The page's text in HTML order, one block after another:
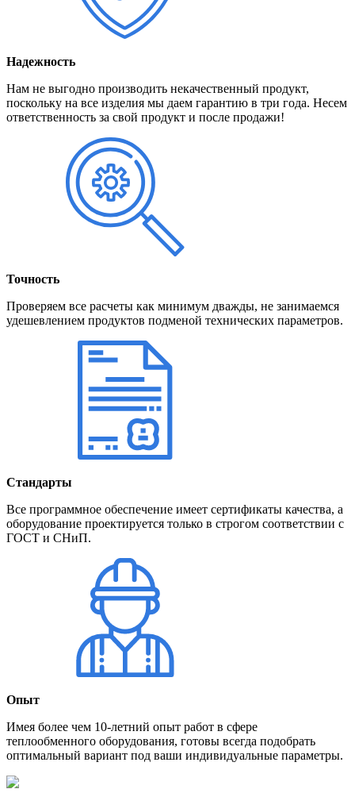
Надежность
Нам не выгодно производить некачественный продукт,
поскольку на все изделия мы даем гарантию в три года. Несем
ответственность за свой продукт и после продажи!
Точность
Проверяем все расчеты как минимум дважды, не занимаемся
удешевлением продуктов подменой технических параметров.
Стандарты
Все программное обеспечение имеет сертификаты качества, а
оборудование проектируется только в строгом соответствии с
ГОСТ и СНиП.
Опыт
Имея более чем 10-летний опыт работ в сфере
теплообменного оборудования, готовы всегда подобрать
оптимальный вариант под ваши индивидуальные параметры.